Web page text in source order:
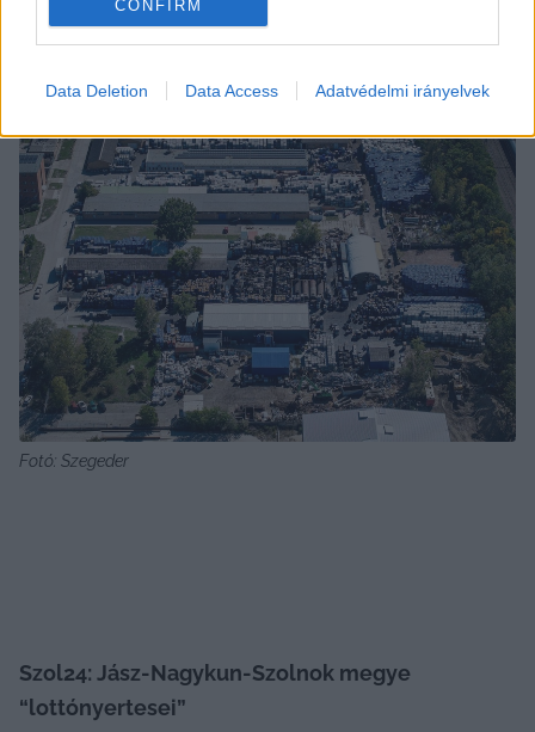
CONFIRM
Data Deletion Data Access Adatvédelmi irányelvek
bennük rákkeltő, magzatkárosító, vagy épp tűz-
és robbanásveszélyes komponensek.
Fotó: Szegeder
Szol24: Jász-Nagykun-Szolnok megye
“lottónyertesei”